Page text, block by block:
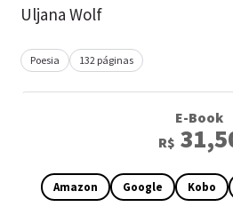
Uljana Wolf
Poesia 132 páginas
E-Book
R$
Amazon Google Kobo